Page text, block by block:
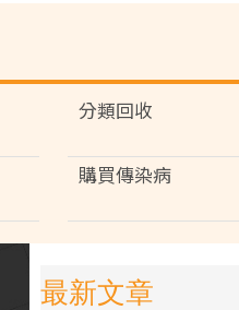
分類回收
購買傳染病
最新文章